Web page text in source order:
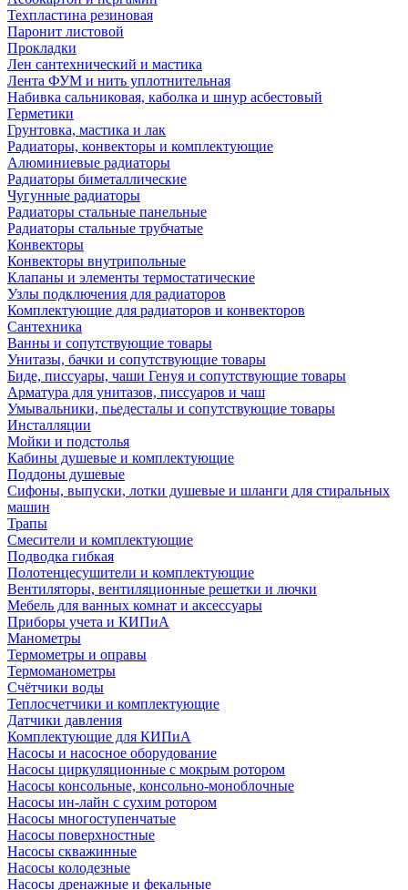
Техпластина резиновая
Паронит листовой
Прокладки
Лен сантехнический и мастика
Лента ФУМ и нить уплотнительная
Набивка сальниковая, каболка и шнур асбестовый
Герметики
Грунтовка, мастика и лак
Радиаторы, конвекторы и комплектующие
Алюминиевые радиаторы
Радиаторы биметаллические
Чугунные радиаторы
Радиаторы стальные панельные
Радиаторы стальные трубчатые
Конвекторы
Конвекторы внутрипольные
Клапаны и элементы термостатические
Узлы подключения для радиаторов
Комплектующие для радиаторов и конвекторов
Сантехника
Ванны и сопутствующие товары
Унитазы, бачки и сопутствующие товары
Биде, писсуары, чаши Генуя и сопутствующие товары
Арматура для унитазов, писсуаров и чаш
Умывальники, пьедесталы и сопутствующие товары
Инсталляции
Мойки и подстолья
Кабины душевые и комплектующие
Поддоны душевые
Сифоны, выпуски, лотки душевые и шланги для стиральных
машин
Трапы
Смесители и комплектующие
Подводка гибкая
Полотенцесушители и комплектующие
Вентиляторы, вентиляционные решетки и лючки
Мебель для ванных комнат и аксессуары
Приборы учета и КИПиА
Манометры
Термометры и оправы
Термоманометры
Счётчики воды
Теплосчетчики и комплектующие
Датчики давления
Комплектующие для КИПиА
Насосы и насосное оборудование
Насосы циркуляционные с мокрым ротором
Насосы консольные, консольно-моноблочные
Насосы ин-лайн с сухим ротором
Насосы многоступенчатые
Насосы поверхностные
Насосы скважинные
Насосы колодезные
Насосы дренажные и фекальные